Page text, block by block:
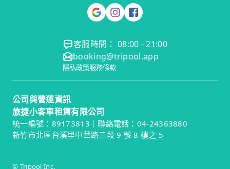
客服時間： 08:00 - 21:00
booking@tripool.app
隱私政策服務條款
公司與營運資訊
旅捷小客車租賃有限公司
統一編號：89173813｜聯絡電話：04-24363880
新竹市北區台溪里中華路三段 9 號 8 樓之 5
© Tripool Inc.